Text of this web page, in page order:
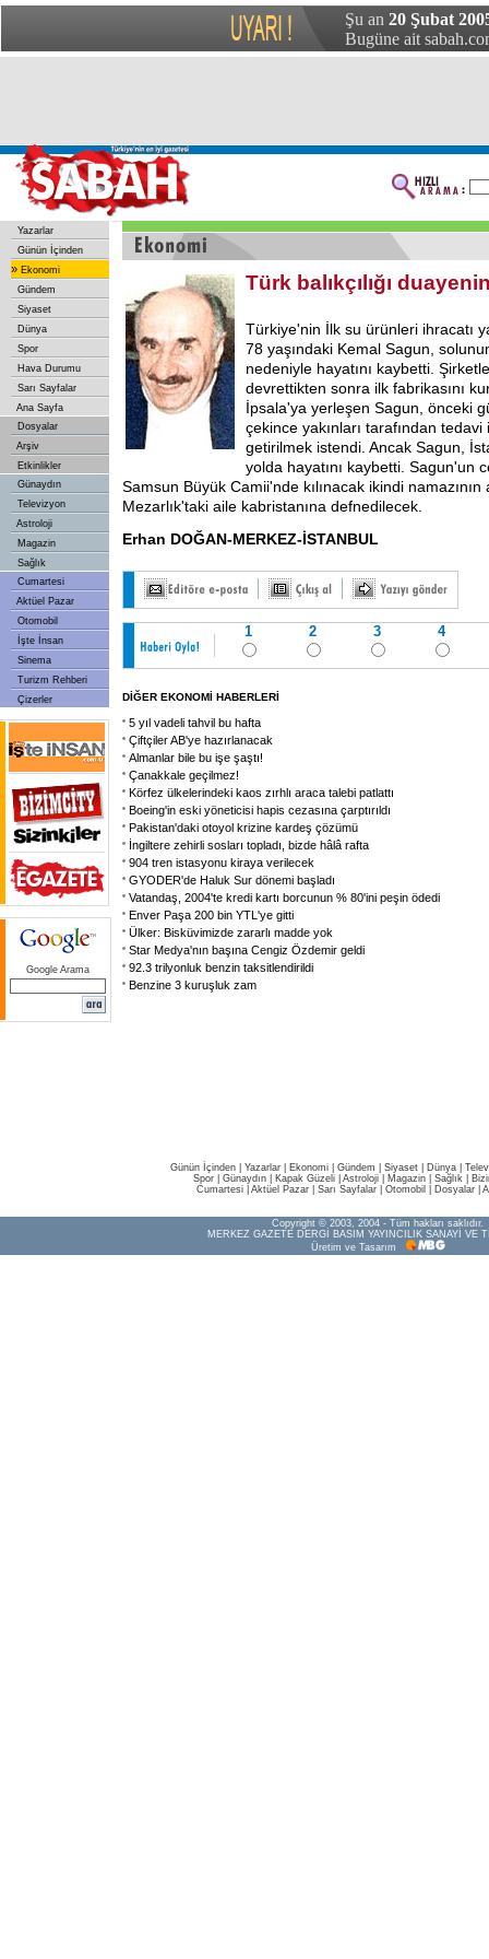
Şu an 20 Şubat
Bugüne ait
Yazarlar
Günün İçinden
» Ekonomi
Gündem
Siyaset
Dünya
Spor
Hava Durumu
Sarı Sayfalar
Ana Sayfa
Dosyalar
Arşiv
Etkinlikler
Günaydın
Televizyon
Astroloji
Magazin
Sağlık
Cumartesi
Aktüel Pazar
Otomobil
İşte İnsan
Sinema
Turizm Rehberi
Çizerler
Google Arama
Türk balıkçılığı
Türkiye'nin İlk su ürünleri ihracatı
78 yaşındaki Kemal Sagun,
nedeniyle hayatını kaybetti.
devrettikten sonra ilk fabrikasını
İpsala'ya yerleşen Sagun, önceki
çekince yakınları tarafından
getirilmek istendi. Ancak Sagun,
yolda hayatını kaybetti. Sagun'un
Samsun Büyük Camii'nde kılınacak ikindi namazının
Mezarlık'taki aile kabristanına defnedilecek.
Erhan DOĞAN-MERKEZ-İSTANBUL
1 2 3 4
DİĞER EKONOMİ HABERLERİ
5 yıl vadeli tahvil bu hafta
Çiftçiler AB'ye hazırlanacak
Almanlar bile bu işe şaştı!
Çanakkale geçilmez!
Körfez ülkelerindeki kaos zırhlı araca talebi patlattı
Boeing'in eski yöneticisi hapis cezasına çarptırıldı
Pakistan'daki otoyol krizine kardeş çözümü
İngiltere zehirli sosları topladı, bizde hâlâ rafta
904 tren istasyonu kiraya verilecek
GYODER'de Haluk Sur dönemi başladı
Vatandaş, 2004'te kredi kartı borcunun % 80'ini peşin ödedi
Enver Paşa 200 bin YTL'ye gitti
Ülker: Bisküvimizde zararlı madde yok
Star Medya'nın başına Cengiz Özdemir geldi
92.3 trilyonluk benzin taksitlendirildi
Benzine 3 kuruşluk zam
Günün İçinden Yazarlar Ekonomi Gündem Siyaset Dünya |
Spor
Günaydın Kapak Güzeli Astroloji Magazin Sağlık
Cumartesi| Aktüel Pazar| Sarı Sayfalar| Otomobil Dosyalar|
Copyright © 2003, 2004 - Tüm hakları saklıdır.
MERKEZ GAZETE DERGİ BASIM YAYINCILIK SANAYİ VE
Üretim ve Tasarım